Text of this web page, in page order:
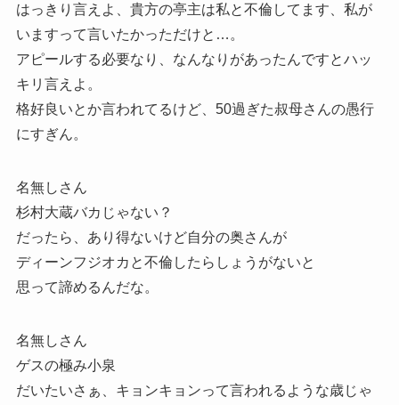
はっきり言えよ、貴方の亭主は私と不倫してます、私が
いますって言いたかっただけと…。
アピールする必要なり、なんなりがあったんですとハッ
キリ言えよ。
格好良いとか言われてるけど、50過ぎた叔母さんの愚行
にすぎん。
名無しさん
杉村大蔵バカじゃない？
だったら、あり得ないけど自分の奥さんが
ディーンフジオカと不倫したらしょうがないと
思って諦めるんだな。
名無しさん
ゲスの極み小泉
だいたいさぁ、キョンキョンって言われるような歳じゃ